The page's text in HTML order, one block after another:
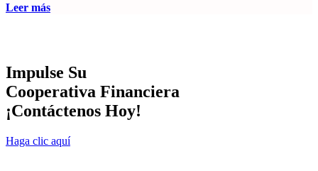
Leer más
Impulse Su
Cooperativa Financiera
¡Contáctenos Hoy!
Haga clic aquí